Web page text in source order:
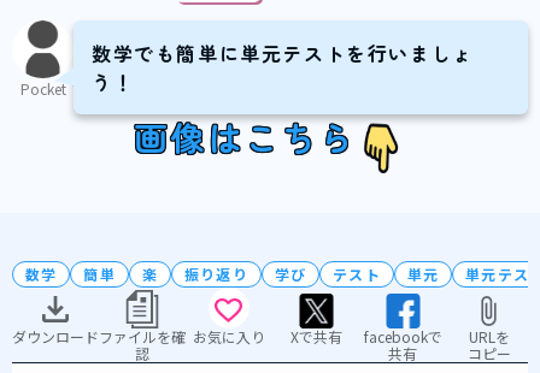
Pocket
数学でも簡単に単元テストを行いましょ
う！
画像はこちら
数学 簡単 楽 振り返り 学び テスト 単元 単元テス
ダウンロードファイルを確
認
お気に入り Xで共有
facebookで
共有
URLを
コピー